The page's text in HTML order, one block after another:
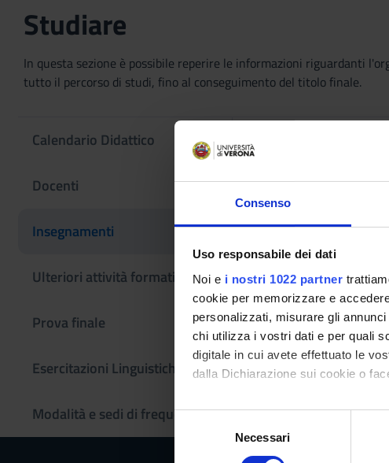
Consenso
Uso responsabile dei dati
Noi e i nostri 1022 partner
cookie per memorizzare e
personalizzati, misurare gli
chi utilizza i vostri dati e per quali
digitale in cui avete effettuato le
dalla Dichiarazione sui cookie o
Con il tuo consenso, vorremmo
raccogliere informazioni
e
Necessari
Studiare
In questa sezione è possibile reperire le informazioni riguardanti
tutto il percorso di studi, fino al conseguimento del titolo finale.
Calendario Didattico
Docenti
Insegnamenti
Ulteriori attività formative
Prova finale
Esercitazioni Linguistiche CLA
Modalità e sedi di frequenza
Codice insegnamento
Settore Scientifico
ING-IND/22 - SCIENZA E